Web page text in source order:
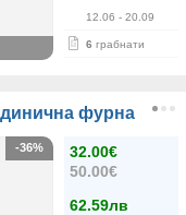
12.06 - 20.09
6 грабнати
фурна
32.00€
50.00€
62.59лв
-36%